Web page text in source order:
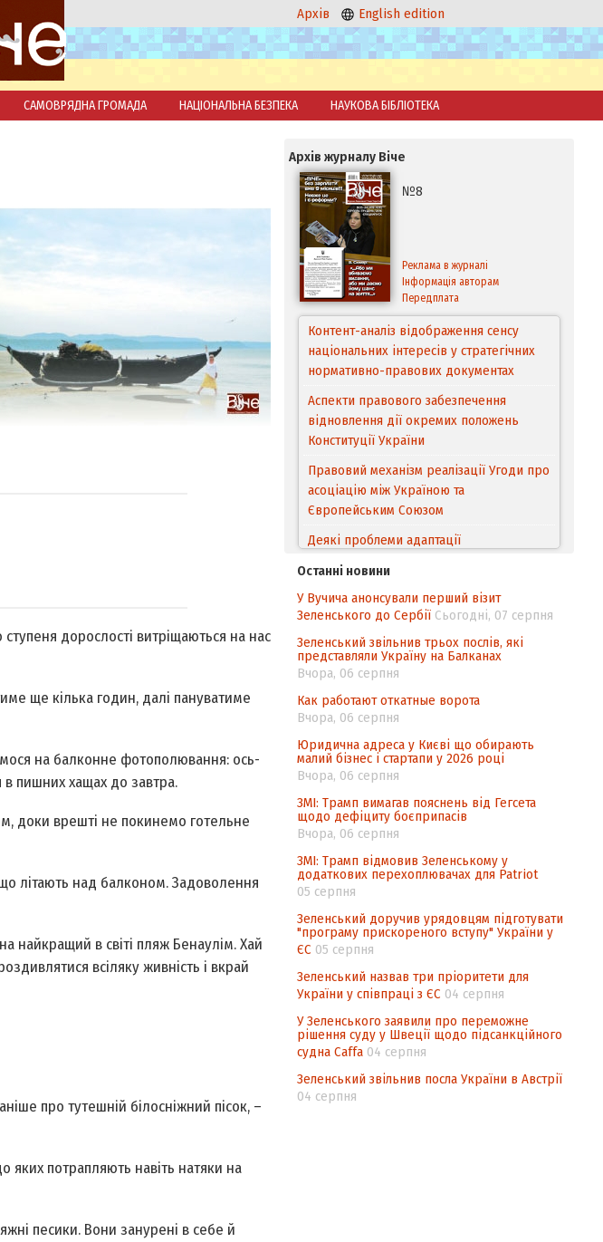
Архів English edition
САМОВРЯДНА ГРОМАДА НАЦІОНАЛЬНА БЕЗПЕКА НАУКОВА БІБЛІОТЕКА
дорослості витріщаються на нас
ще кілька годин, далі пануватиме
на балконне фотополювання: ось­
в пишних хащах до завтра.
доки врешті не покинемо готельне
що літають над балконом. Задоволення
найкращий в світі пляж Бенаулім. Хай
всіляку живність і вкрай
про тутешній білосніжний пісок, –
яких потрапляють навіть натяки на
песики. Вони занурені в себе й
Архів журналу Віче
№8
Реклама в журналі
Інформація авторам
Передплата
Контент-аналіз відображення сенсу
національних інтересів у стратегічних
нормативно-правових документах
Аспекти правового забезпечення
відновлення дії окремих положень
Конституції України
Правовий механізм реалізації Угоди про
асоціацію між Україною та
Європейським Cоюзом
Деякі проблеми адаптації
походження товарів відповідно до
Угоди про торговельні аспекти прав
інтелектуальної власності (TRIPS) у
контексті євроінтеграції
Аналіз виборчого законодавства щодо
підрахунку голосів виборців
Інформаційна безпека суспільства
Останні новини
У Вучича анонсували перший візит
Зеленського до Сербії Сьогодні, 07 серпня
Зеленський звільнив трьох послів, які
представляли Україну на Балканах
Вчора, 06 серпня
Как работают откатные ворота
Вчора, 06 серпня
Юридична адреса у Києві що обирають
малий бізнес і стартапи у 2026 році
Вчора, 06 серпня
ЗМІ: Трамп вимагав пояснень від Гегсета
щодо дефіциту боєприпасів
Вчора, 06 серпня
ЗМІ: Трамп відмовив Зеленському у
додаткових перехоплювачах для Patriot
05 серпня
Зеленський доручив урядовцям підготувати
"програму прискореного вступу" України у
ЄС 05 серпня
Зеленський назвав три пріоритети для
України у співпраці з ЄС 04 серпня
У Зеленського заявили про переможне
рішення суду у Швеції щодо підсанкційного
судна Caffa 04 серпня
Зеленський звільнив посла України в Австрії
04 серпня